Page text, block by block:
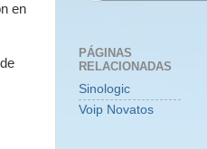
en
PÁGINAS
RELACIONADAS
Sinologic
Voip Novatos